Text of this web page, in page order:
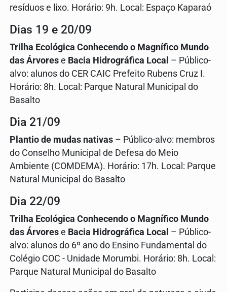
resíduos e lixo. Horário: 9h. Local: Espaço Kaparaó
Dias 19 e 20/09
Trilha Ecológica Conhecendo o Magnífico Mundo
das Árvores e Bacia Hidrográfica Local – Público-
alvo: alunos do CER CAIC Prefeito Rubens Cruz I.
Horário: 8h. Local: Parque Natural Municipal do
Basalto
Dia 21/09
Plantio de mudas nativas – Público-alvo: membros
do Conselho Municipal de Defesa do Meio
Ambiente (COMDEMA). Horário: 17h. Local: Parque
Natural Municipal do Basalto
Dia 22/09
Trilha Ecológica Conhecendo o Magnífico Mundo
das Árvores e Bacia Hidrográfica Local – Público-
alvo: alunos do 6º ano do Ensino Fundamental do
Colégio COC - Unidade Morumbi. Horário: 8h. Local:
Parque Natural Municipal do Basalto